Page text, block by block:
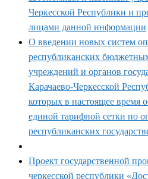
Черкесской Республики и
лицами данной информации
О введении новых систем
республиканских
учреждений и органов
Карачаево-Черкесской
которых в настоящее время
единой тарифной сетки по
республиканских
Проект государственной
черкесской республики